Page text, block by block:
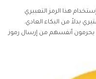
في عام 2016 وقد تم إستخدام هذا الرمز التعبيري
بدلاً من البكاء العادي.
يحرمون أنفسهم من إرسال رموز